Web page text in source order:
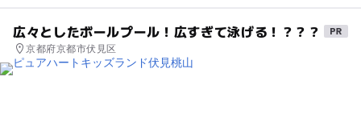
広々としたボールプール！広すぎて泳げる！？？？
京都府京都市伏見区